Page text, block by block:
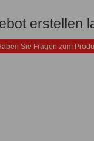
erstellen
Sie Fragen zum